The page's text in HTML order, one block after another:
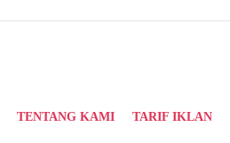
TENTANG KAMI TARIF IKLAN